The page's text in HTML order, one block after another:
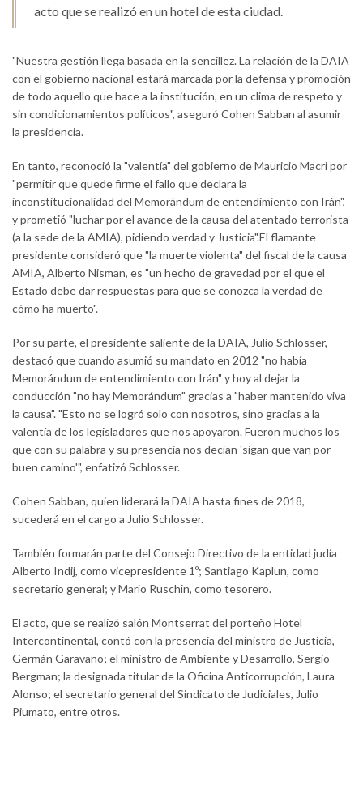
acto que se realizó en un hotel de esta ciudad.
"Nuestra gestión llega basada en la sencillez. La relación de la DAIA
con el gobierno nacional estará marcada por la defensa y promoción
de todo aquello que hace a la institución, en un clima de respeto y
sin condicionamientos políticos", aseguró Cohen Sabban al asumir
la presidencia.
En tanto, reconoció la "valentía" del gobierno de Mauricio Macri por
"permitir que quede firme el fallo que declara la
inconstitucionalidad del Memorándum de entendimiento con Irán",
y prometió "luchar por el avance de la causa del atentado terrorista
(a la sede de la AMIA), pidiendo verdad y Justicia".El flamante
presidente consideró que "la muerte violenta" del fiscal de la causa
AMIA, Alberto Nisman, es "un hecho de gravedad por el que el
Estado debe dar respuestas para que se conozca la verdad de
cómo ha muerto".
Por su parte, el presidente saliente de la DAIA, Julio Schlosser,
destacó que cuando asumió su mandato en 2012 "no había
Memorándum de entendimiento con Irán" y hoy al dejar la
conducción "no hay Memorándum" gracias a "haber mantenido viva
la causa". "Esto no se logró solo con nosotros, sino gracias a la
valentía de los legisladores que nos apoyaron. Fueron muchos los
que con su palabra y su presencia nos decían 'sigan que van por
buen camino'", enfatizó Schlosser.
Cohen Sabban, quien liderará la DAIA hasta fines de 2018,
sucederá en el cargo a Julio Schlosser.
También formarán parte del Consejo Directivo de la entidad judía
Alberto Indij, como vicepresidente 1º; Santiago Kaplun, como
secretario general; y Mario Ruschin, como tesorero.
El acto, que se realizó salón Montserrat del porteño Hotel
Intercontinental, contó con la presencia del ministro de Justicia,
Germán Garavano; el ministro de Ambiente y Desarrollo, Sergio
Bergman; la designada titular de la Oficina Anticorrupción, Laura
Alonso; el secretario general del Sindicato de Judiciales, Julio
Piumato, entre otros.